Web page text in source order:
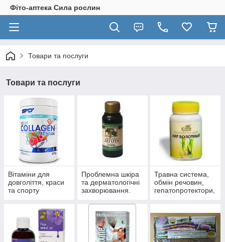
Фіто-аптека Сила рослин
Товари та послуги
Товари та послуги
Вітаміни для
довголіття, краси
та спорту
Проблемна шкіра
та дерматологічні
захворювання.
Травна система,
обмін речовин,
гепатопротектори,